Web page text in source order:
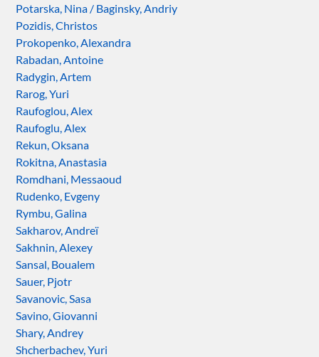
Potarska, Nina / Baginsky, Andriy
Pozidis, Christos
Prokopenko, Alexandra
Rabadan, Antoine
Radygin, Artem
Rarog, Yuri
Raufoglou, Alex
Raufoglu, Alex
Rekun, Oksana
Rokitna, Anastasia
Romdhani, Messaoud
Rudenko, Evgeny
Rymbu, Galina
Sakharov, Andreï
Sakhnin, Alexey
Sansal, Boualem
Sauer, Pjotr
Savanovic, Sasa
Savino, Giovanni
Shary, Andrey
Shcherbachev, Yuri